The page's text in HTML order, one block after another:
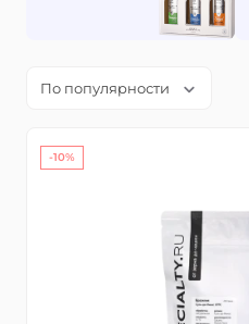
По популярности
-10%